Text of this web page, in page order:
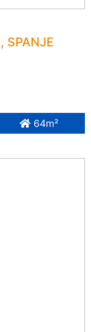
, SPANJE
64m²